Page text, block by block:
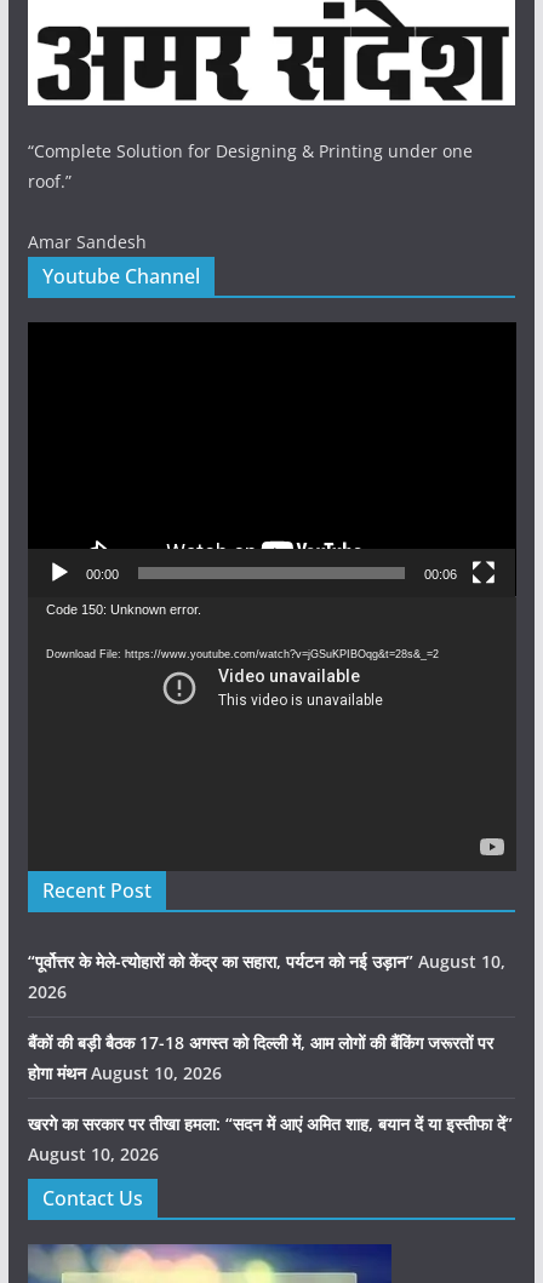
“Complete Solution for Designing & Printing under one
roof.”
Amar Sandesh
Youtube Channel
00:00 00:06
Video
Code 150: Unknown error.
Download File: https://www.youtube.com/watch?v=jGSuKPIBOqg&t=28s&_=2
Recent Post
“पूर्वोत्तर के मेले-त्योहारों को केंद्र का सहारा, पर्यटन को नई उड़ान” August 10,
2026
बैंकों की बड़ी बैठक 17-18 अगस्त को दिल्ली में, आम लोगों की बैंकिंग जरूरतों पर
होगा मंथन August 10, 2026
खरगे का सरकार पर तीखा हमला: “सदन में आएं अमित शाह, बयान दें या इस्तीफा दें”
August 10, 2026
Contact Us